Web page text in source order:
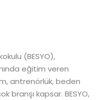
(BESYO),
eğitim veren
antrenörlük, beden
branşı kapsar. BESYO,